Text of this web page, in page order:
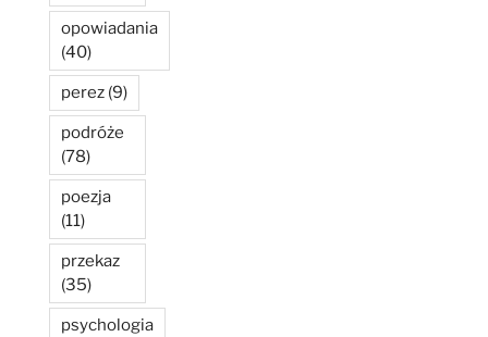
opowiadania
(40)
perez (9)
podróże
(78)
poezja
(11)
przekaz
(35)
psychologia